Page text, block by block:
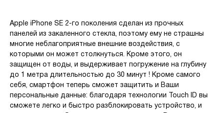
Apple iPhone SE 2-го поколения сделан из прочных
панелей из закаленного стекла, поэтому ему не страшны
многие неблагоприятные внешние воздействия, с
которыми он может столкнуться. Кроме этого, он
защищен от воды, и выдерживает погружение на глубину
до 1 метра длительностью до 30 минут ! Кроме самого
себя, смартфон теперь сможет защитить и Ваши
персональные данные: благодаря технологии Touch ID вы
сможете легко и быстро разблокировать устройство, и